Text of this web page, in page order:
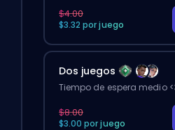
$4.00
$3.32 por juego
Dos juegos
Tiempo de espera medio
$8.00
$3.00 por juego